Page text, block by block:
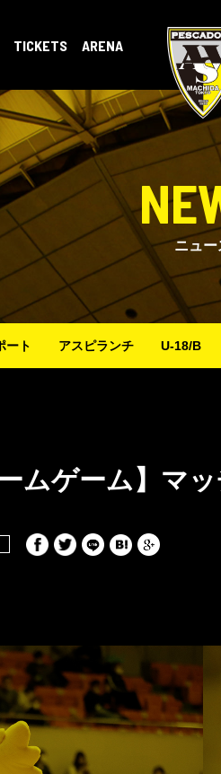
TICKETS ARENA
ニュー
ート アスピランチ U-18/B
ームゲーム】マ